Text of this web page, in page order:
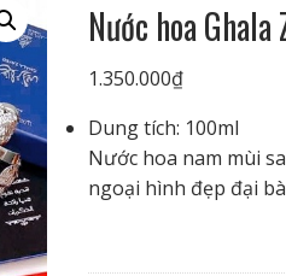
Nước hoa
1.350.000₫
Dung tích: 100ml
Nước hoa nam mùi
ngoại hình đẹp đại